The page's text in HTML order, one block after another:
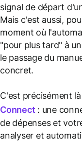
signal de départ
Mais c'est aussi,
moment où
"pour plus tard" à
le passage du
concret.
C'est précisément
Connect : une
de dépenses et
analyser et